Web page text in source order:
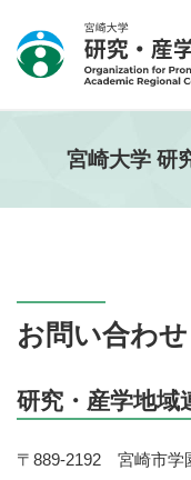
宮崎大学 研
お問い合わせ
研究・産学地域
〒889-2192 宮崎市学